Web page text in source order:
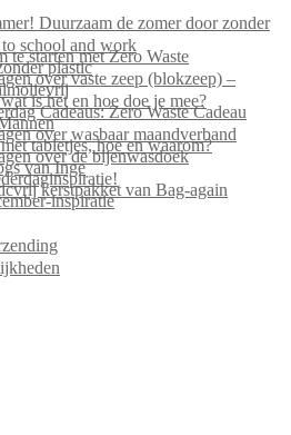
Duurzaam de zomer door zonder
school and work
te starten met Zero Waste
plastic
over vaste zeep (blokzeep) –
is het en hoe doe je mee?
Cadeaus: Zero Waste Cadeau
over wasbaar maandverband
tabletjes, hoe en waarom?
over de bijenwasdoek
van Inge
kerstpakket van Bag-again
inspiratie